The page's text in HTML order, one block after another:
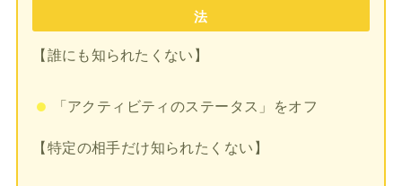
法
【誰にも知られたくない】
「アクティビティのステータス」をオフ
【特定の相手だけ知られたくない】